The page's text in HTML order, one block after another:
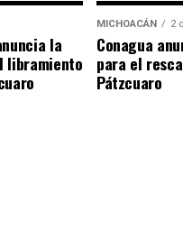
la
libramiento
MICHOACÁN 2
Conagua
para el
Pátzcuaro